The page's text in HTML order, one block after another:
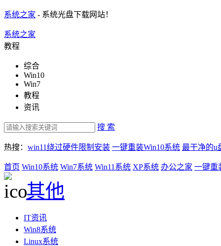
系统之家 - 系统光盘下载网站！
系统之家
教程
综合
Win10
Win7
教程
资讯
搜 索
热搜： win11绕过硬件限制安装 一键重装Win10系统 最干净的u
首页 Win10系统 Win7系统 Win11系统 XP系统 办公之家 一键重
其他
IT资讯
Win8系统
Linux系统